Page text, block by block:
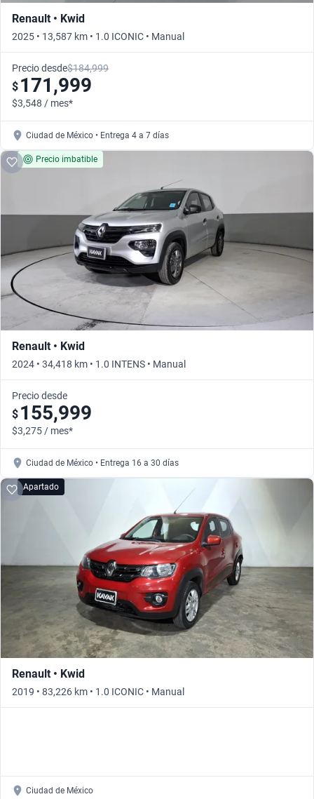
Renault • Kwid
2025 • 13,587 km • 1.0 ICONIC • Manual
Precio desde$184,999
$ 171,999
$3,548 / mes*
Ciudad de México • Entrega 4 a 7 días
Precio imbatible
Renault • Kwid
2024 • 34,418 km • 1.0 INTENS • Manual
Precio desde
$ 155,999
$3,275 / mes*
Ciudad de México • Entrega 16 a 30 días
Apartado
Renault • Kwid
2019 • 83,226 km • 1.0 ICONIC • Manual
Ciudad de México